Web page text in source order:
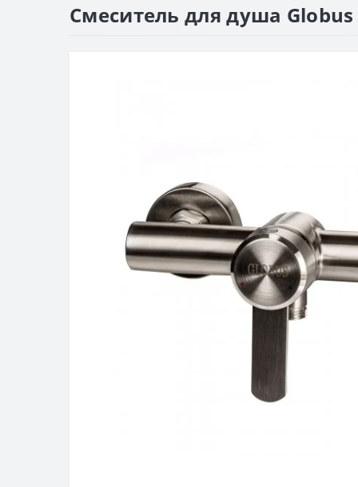
Смеситель для душа Globus